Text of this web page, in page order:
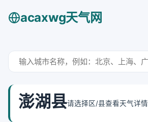
acaxwg天气网
澎湖县请选择区/县查看天气详情